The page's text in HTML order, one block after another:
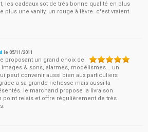
les cadeaux sot de très bonne qualité en plus
plus une vanity, un rouge à lèvre. c'est vraient
le05/11/2011
proposant un grand choix de
& sons, alarmes, modélismes... un
peut convenir aussi bien aux particuliers
a sa grande richesse mais aussi la
le marchand propose la livraison
point relais et offre régulièrement de très